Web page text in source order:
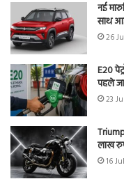
नई
साथ
26
E20
पहले
23
लाख
16